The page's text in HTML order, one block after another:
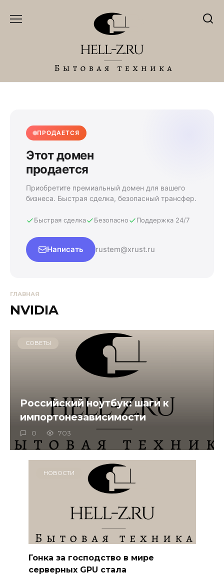
ПРОДАЕТСЯ
Этот домен
продается
Приобретите премиальный домен для вашего
бизнеса. Быстрая сделка, безопасный трансфер.
Быстрая сделка Безопасно Поддержка 24/7
Написать rustem@xrust.ru
ГЛАВНАЯ
NVIDIA
СОВЕТЫ
Российский ноутбук: шаги к
импортонезависимости
0 703
НОВОСТИ
Гонка за господство в мире
серверных GPU стала